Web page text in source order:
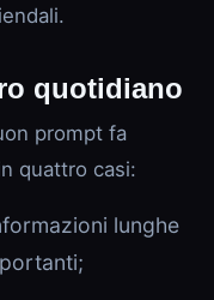
quotidiano
prompt fa
quattro casi:
lunghe